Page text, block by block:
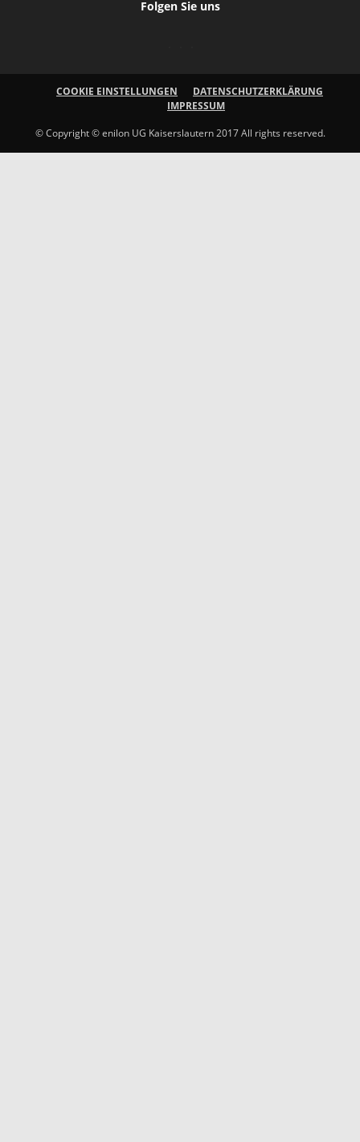
Folgen Sie uns
COOKIE EINSTELLUNGEN
DATENSCHUTZERKLÄRUNG
IMPRESSUM
© Copyright © enilon UG Kaiserslautern 2017 All rights reserved.